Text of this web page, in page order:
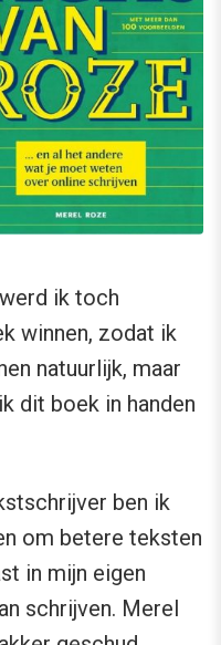
ik toch
winnen, zodat ik
natuurlijk, maar
dit boek in handen
ben ik
om betere teksten
in mijn eigen
schrijven. Merel